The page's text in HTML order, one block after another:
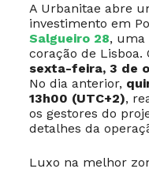
A Urbanitae abre
investimento em
Salgueiro 28, uma
coração de
sexta-feira, 3 de
No dia anterior,
13h00 (UTC+2),
os gestores do
detalhes da
Luxo na melhor